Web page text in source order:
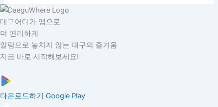
대구어디가 앱으로
더 편리하게
알림으로 놓치지 않는 대구의 즐거움
지금 바로 시작해보세요!
다운로드하기 Google Play